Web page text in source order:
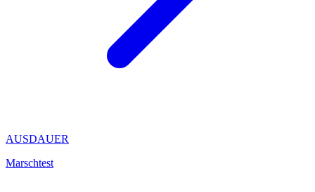
AUSDAUER
Marschtest